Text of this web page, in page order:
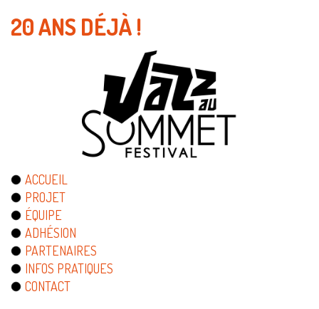
20 ANS DÉJÀ !
ACCUEIL
PROJET
ÉQUIPE
ADHÉSION
PARTENAIRES
INFOS PRATIQUES
CONTACT